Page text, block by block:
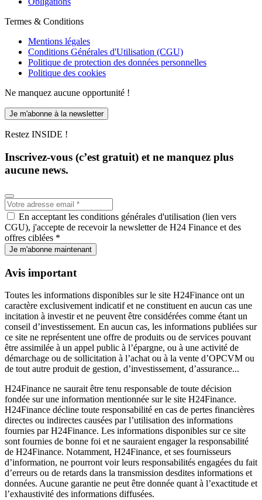
Termes & Conditions
Mentions légales
Conditions Générales d'Utilisation (CGU)
Politique de protection des données personnelles
Politique des cookies
Ne manquez aucune opportunité !
Je m'abonne à la newsletter
Restez INSIDE !
Inscrivez-vous (c’est gratuit) et ne manquez plus
aucune news.
En acceptant les conditions générales d'utilisation (lien vers
CGU), j'accepte de recevoir la newsletter de H24 Finance et des
offres ciblées *
Je m'abonne maintenant
Avis important
Toutes les informations disponibles sur le site H24Finance ont un
caractère exclusivement indicatif et ne constituent en aucun cas une
incitation à investir et ne peuvent être considérées comme étant un
conseil d’investissement. En aucun cas, les informations publiées sur
ce site ne représentent une offre de produits ou de services pouvant
être assimilée à un appel public à l’épargne, ou à une activité de
démarchage ou de sollicitation à l’achat ou à la vente d’OPCVM ou
de tout autre produit de gestion, d’investissement, d’assurance...
H24Finance ne saurait être tenu responsable de toute décision
fondée sur une information mentionnée sur le site H24Finance.
H24Finance décline toute responsabilité en cas de pertes financières
directes ou indirectes causées par l’utilisation des informations
fournies par H24Finance. Les informations disponibles sur ce site
sont fournies de bonne foi et ne sauraient engager la responsabilité
de H24Finance. Notamment, H24Finance, et ses fournisseurs
d’information, ne pourront voir leurs responsabilités engagées du fait
d’erreurs ou de retards dans la transmission desdites informations et
données. Aucune garantie ne peut être donnée quant à l’exactitude et
l’exhaustivité des informations diffusées.